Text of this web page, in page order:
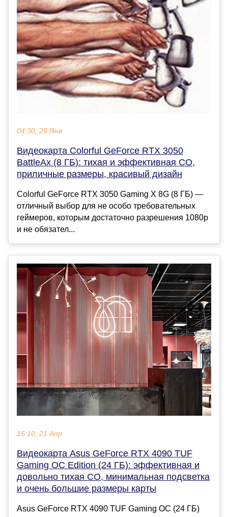
04:30, 29 Янв
Видеокарта Colorful GeForce RTX 3050
BattleAx (8 ГБ): тихая и эффективная СО,
приличные размеры, красивый дизайн
Colorful GeForce RTX 3050 Gaming X 8G (8 ГБ) —
отличный выбор для не особо требовательных
геймеров, которым достаточно разрешения 1080р
и не обязател...
15:10, 21 Апр
Видеокарта Asus GeForce RTX 4090 TUF
Gaming OC Edition (24 ГБ): эффективная и
довольно тихая СО, минимальная подсветка
и очень большие размеры карты
Asus GeForce RTX 4090 TUF Gaming OC (24 ГБ)